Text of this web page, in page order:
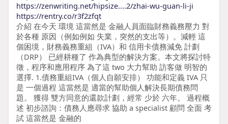
https://zenwriting.net/hipsize....2/zhai-wu-guan-li-ji
https://rentry.co/r3f2zfqt
介紹 在今天 環境 這當然是 金融人員面臨財務義務壓力 對
於各種 原因（例如例如 失業，突然的支出等）。減輕 這
個困境，財務義務重組（IVA）和 信用卡債務減免 計劃
（DRP） 已經耕種了 作為典型的解決方案。本文將探討特
徵，程序和應用程序 為了這 two 大力幫助 訪客做 明智的
選擇. 1.債務重組IVA（個人自願安排） 功能和定義 IVA 只
是 一個過程 這當然是 適當的幫助個人解決長期債務問
題。 獲得 雙方同意的還款計劃，經常 少於 六年。 過程概
述 初步諮詢：債務人應尋求 協助 a specialist 顧問 全面 考
試 這當然是 金融的